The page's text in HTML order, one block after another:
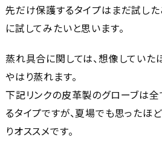
先だけ保護するタイプはまだ試した
に試してみたいと思います。
蒸れ具合に関しては、想像していた
やはり蒸れます。
下記リンクの皮革製のグローブは
るタイプですが、夏場でも思ったほ
りオススメです。